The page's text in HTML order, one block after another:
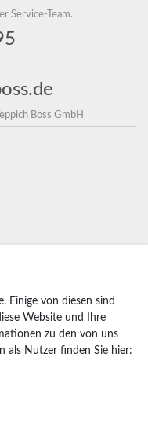
Service-Team.
Boss GmbH
Einige von diesen sind
Website und Ihre
zu den von uns
als Nutzer finden Sie hier: